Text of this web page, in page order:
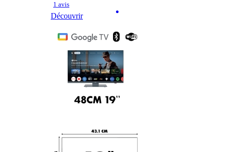
1 avis
Découvrir